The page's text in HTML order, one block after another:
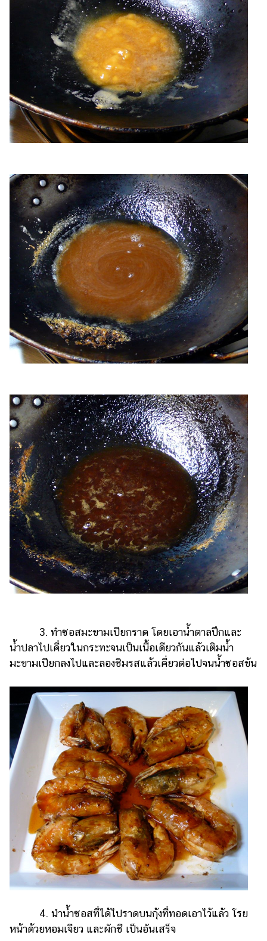
3. ทำซอสมะขามเปียกราด โดยเอาน้ำตาลปึกและ
น้ำปลาไปเคี่ยวในกระทะจนเป็นเนื้อเดียวกันแล้วเติมน้ำ
มะขามเปียกลงไปและลองชิมรสแล้วเคี่ยวต่อไปจนน้ำซอสข้น
4. นำน้ำซอสที่ได้ไปราดบนกุ้งที่ทอดเอาไว้แล้ว โรย
หน้าด้วยหอมเจียว และผักชี เป็นอันเสร็จ